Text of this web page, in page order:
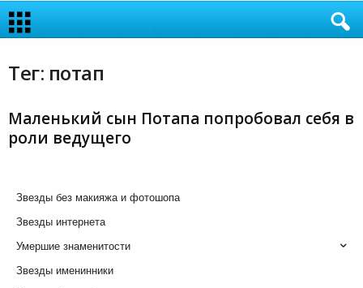
Тег: потап
Маленький сын Потапа попробовал себя в
роли ведущего
Звезды без макияжа и фотошопа
Звезды интернета
Умершие знаменитости
Звезды именинники